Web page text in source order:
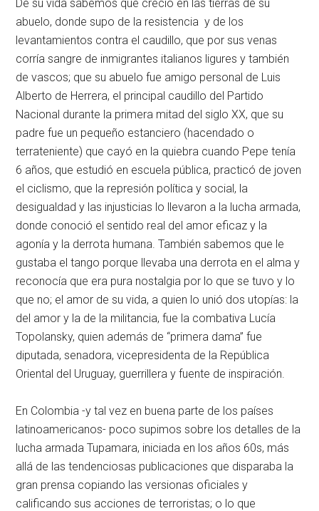
De su vida sabemos que creció en las tierras de su
abuelo, donde supo de la resistencia y de los
levantamientos contra el caudillo, que por sus venas
corría sangre de inmigrantes italianos ligures y también
de vascos; que su abuelo fue amigo personal de Luis
Alberto de Herrera, el principal caudillo del Partido
Nacional durante la primera mitad del siglo XX, que su
padre fue un pequeño estanciero (hacendado o
terrateniente) que cayó en la quiebra cuando Pepe tenía
6 años, que estudió en escuela pública, practicó de joven
el ciclismo, que la represión política y social, la
desigualdad y las injusticias lo llevaron a la lucha armada,
donde conoció el sentido real del amor eficaz y la
agonía y la derrota humana. También sabemos que le
gustaba el tango porque llevaba una derrota en el alma y
reconocía que era pura nostalgia por lo que se tuvo y lo
que no; el amor de su vida, a quien lo unió dos utopías: la
del amor y la de la militancia, fue la combativa Lucía
Topolansky, quien además de “primera dama” fue
diputada, senadora, vicepresidenta de la República
Oriental del Uruguay, guerrillera y fuente de inspiración.
En Colombia -y tal vez en buena parte de los países
latinoamericanos- poco supimos sobre los detalles de la
lucha armada Tupamara, iniciada en los años 60s, más
allá de las tendenciosas publicaciones que disparaba la
gran prensa copiando las versionas oficiales y
calificando sus acciones de terroristas; o lo que